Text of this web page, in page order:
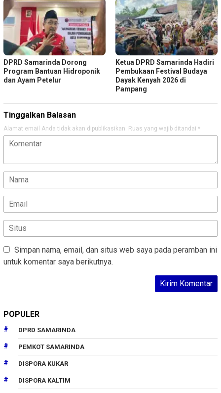
DPRD Samarinda Dorong
Program Bantuan Hidroponik
dan Ayam Petelur
Ketua DPRD Samarinda Hadiri
Pembukaan Festival Budaya
Dayak Kenyah 2026 di
Pampang
Tinggalkan Balasan
Alamat email Anda tidak akan dipublikasikan. Ruas yang wajib ditandai *
Simpan nama, email, dan situs web saya pada peramban ini
untuk komentar saya berikutnya.
POPULER
DPRD SAMARINDA
PEMKOT SAMARINDA
DISPORA KUKAR
DISPORA KALTIM